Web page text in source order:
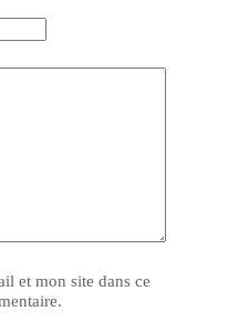
et mon site dans ce